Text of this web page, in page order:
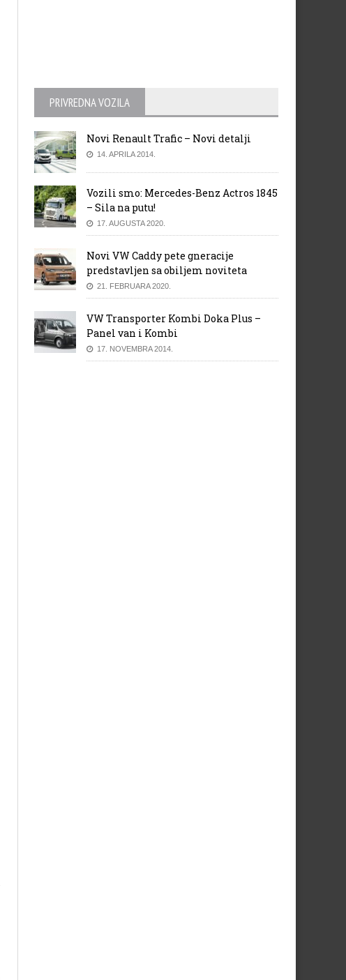
PRIVREDNA VOZILA
Novi Renault Trafic – Novi detalji
14. APRILA 2014.
Vozili smo: Mercedes-Benz Actros 1845
– Sila na putu!
17. AUGUSTA 2020.
Novi VW Caddy pete gneracije
predstavljen sa obiljem noviteta
21. FEBRUARA 2020.
VW Transporter Kombi Doka Plus –
Panel van i Kombi
17. NOVEMBRA 2014.